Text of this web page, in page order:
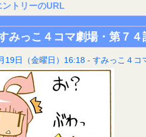
ントリーのURL
みっこ４コマ劇場・第７
19日（金曜日）16:18 - すみっこ４コ